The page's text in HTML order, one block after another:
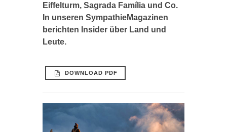
Eiffelturm, Sagrada Família und Co.
In unseren SympathieMagazinen
berichten Insider über Land und
Leute.
DOWNLOAD PDF